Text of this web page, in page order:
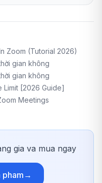
Zoom (Tutorial 2026)
gian không
gian không
Limit [2026 Guide]
Meetings
gia va mua ngay
pham →